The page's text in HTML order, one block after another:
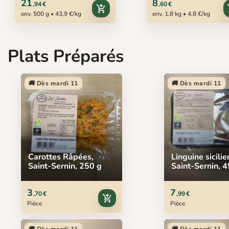
21,94 €
env. 500 g • 43,9 €/kg
add_shopping_cart 8,60 €
env. 1.8 kg • 4,8 €/kg
Plats Préparés
🚚 Dès mardi 11
Carottes Râpées,
Saint-Sernin, 250 g
3,70 €
Pièce
add_shopping_cart
🚚 Dès mardi 11
Linguine
Saint-Sernin,
7,99 €
Pièce